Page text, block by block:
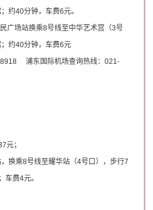
约40分钟，车费6元。
广场站换乘8号线至中华艺术宫（3号
约40分钟，车费6元
浦东国际机场查询热线：021-
元；
换乘8号线至耀华站（4号口），步行7
车费4元。